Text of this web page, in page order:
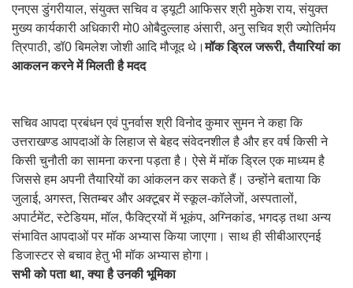
एनएस डुंगरीयाल, संयुक्त सचिव व ड्यूटी आफिसर श्री मुकेश राय, संयुक्त
मुख्य कार्यकारी अधिकारी मो0 ओबैदुल्लाह अंसारी, अनु सचिव श्री ज्योतिर्मय
त्रिपाठी, डॉ0 बिमलेश जोशी आदि मौजूद थे।मॉक ड्रिल जरूरी, तैयारियां का
आकलन करने में मिलती है मदद
सचिव आपदा प्रबंधन एवं पुनर्वास श्री विनोद कुमार सुमन ने कहा कि
उत्तराखण्ड आपदाओं के लिहाज से बेहद संवेदनशील है और हर वर्ष किसी ने
किसी चुनौती का सामना करना पड़ता है। ऐसे में मॉक ड्रिल एक माध्यम है
जिससे हम अपनी तैयारियों का आंकलन कर सकते हैं। उन्होंने बताया कि
जुलाई, अगस्त, सितम्बर और अक्टूबर में स्कूल-कॉलेजों, अस्पतालों,
अपार्टमेंट, स्टेडियम, मॉल, फैक्ट्रियों में भूकंप, अग्निकांड, भगदड़ तथा अन्य
संभावित आपदाओं पर मॉक अभ्यास किया जाएगा। साथ ही सीबीआरएनई
डिजास्टर से बचाव हेतु भी मॉक अभ्यास होगा।
सभी को पता था, क्या है उनकी भूमिका